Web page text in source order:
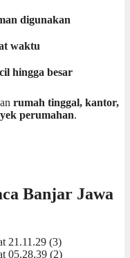
digunakan
waktu
hingga besar
rumah tinggal, kantor,
perumahan.
Banjar Jawa